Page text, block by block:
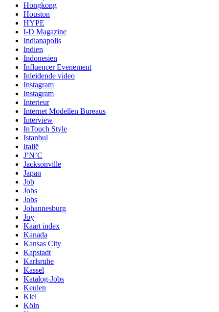
Hongkong
Houston
HYPE
I-D Magazine
Indianapolis
Indien
Indonesien
Influencer Evenement
Inleidende video
Instagram
Instagram
Interieur
Internet Modellen Bureaus
Interview
InTouch Style
Istanbul
Italië
J’N’C
Jacksonville
Japan
Job
Jobs
Jobs
Johannesburg
Joy
Kaart index
Kanada
Kansas City
Kapstadt
Karlsruhe
Kassel
Katalog-Jobs
Keulen
Kiel
Köln